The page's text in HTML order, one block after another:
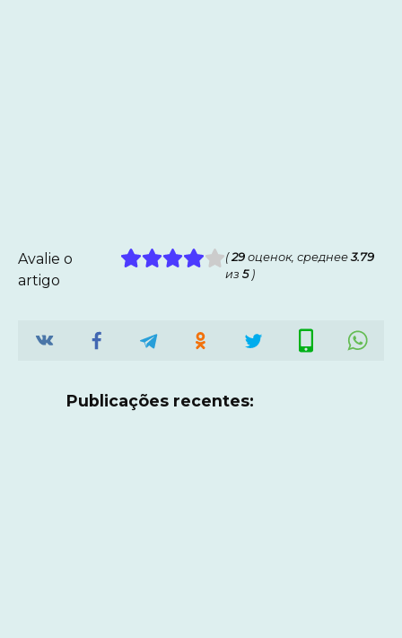
Avalie o
artigo
(29 оценок, среднее3.79
из5)
Publicações recentes: